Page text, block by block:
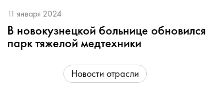
11 января 2024
В новокузнецкой больнице обновился
парк тяжелой медтехники
Новости отрасли